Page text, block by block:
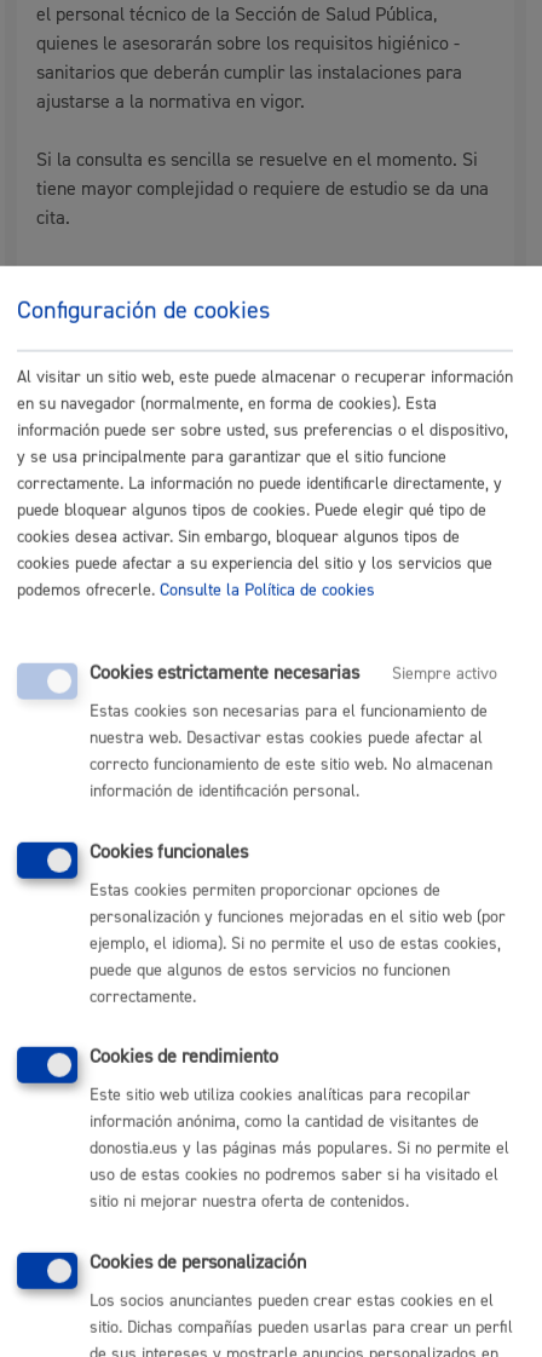
el personal técnico de la Sección de Salud Pública,
quienes le asesorarán sobre los requisitos higiénico -
sanitarios que deberán cumplir las instalaciones para
ajustarse a la normativa en vigor.
Si la consulta es sencilla se resuelve en el momento. Si
tiene mayor complejidad o requiere de estudio se da una
cita.
reunirse con un/a técnico/a
Quién lo puede solicitar
Tener o proyectar tener un establecimiento
alimentario en el término municipal de Donostia /
San Sebastián
Cuándo lo pueden solicitar
Documentación necesaria
Según el tipo de consulta, puede ser necesario la
resolver la consulta.
Tamaño máximo anexos:10 Mb
Cantidad a abonar
Gratuito
Pasos del procedimiento
La persona interesada llama al servicio o se
presencia en el mismo con una consulta sobre un
En el caso de que sea una consulta simple se
resuelve de inmediato por el personal técnico que
esté presente en la unidad.
En el caso de tratarse una consulta compleja en la
que haya que recabar información y estudiar planos,
se conviene una cita presencial con la persona
Configuración de cookies
Al visitar un sitio web, este puede almacenar o recuperar información
en su navegador (normalmente, en forma de cookies). Esta
información puede ser sobre usted, sus preferencias o el dispositivo,
y se usa principalmente para garantizar que el sitio funcione
correctamente. La información no puede identificarle directamente, y
puede bloquear algunos tipos de cookies. Puede elegir qué tipo de
cookies desea activar. Sin embargo, bloquear algunos tipos de
cookies puede afectar a su experiencia del sitio y los servicios que
podemos ofrecerle. Consulte la Política de cookies
Cookies estrictamente necesarias
Siempre activo
Estas cookies son necesarias para el funcionamiento de
nuestra web. Desactivar estas cookies puede afectar al
correcto funcionamiento de este sitio web. No almacenan
información de identificación personal.
Cookies funcionales
Estas cookies permiten proporcionar opciones de
personalización y funciones mejoradas en el sitio web (por
ejemplo, el idioma). Si no permite el uso de estas cookies,
puede que algunos de estos servicios no funcionen
correctamente.
Cookies de rendimiento
Este sitio web utiliza cookies analíticas para recopilar
información anónima, como la cantidad de visitantes de
donostia.eus y las páginas más populares. Si no permite el
uso de estas cookies no podremos saber si ha visitado el
sitio ni mejorar nuestra oferta de contenidos.
Cookies de personalización
Los socios anunciantes pueden crear estas cookies en el
sitio. Dichas compañías pueden usarlas para crear un perfil